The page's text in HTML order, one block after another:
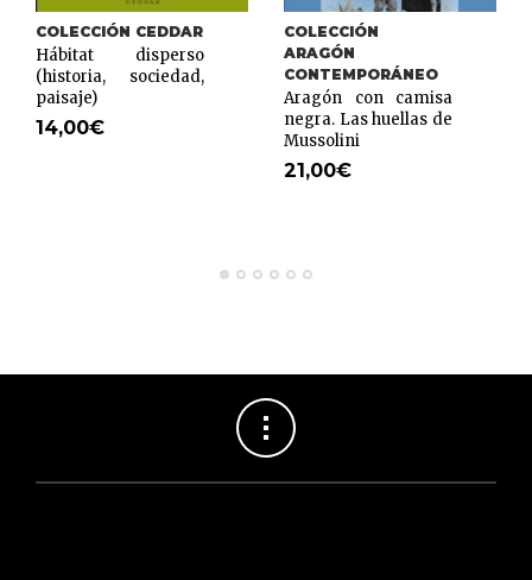
COLECCIÓN CEDDAR
Hábitat disperso
(historia, sociedad,
paisaje)
14,00€
COLECCIÓN
ARAGÓN
CONTEMPORÁNEO
Aragón con camisa
negra. Las huellas de
Mussolini
21,00€